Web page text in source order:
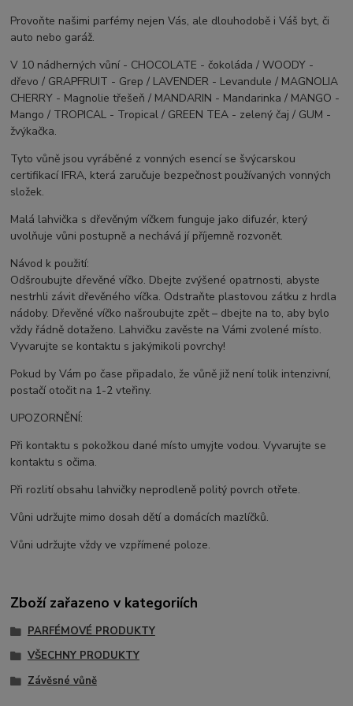
Provoňte našimi parfémy nejen Vás, ale dlouhodobě i Váš byt, či
auto nebo garáž.
V 10 nádherných vůní - CHOCOLATE - čokoláda / WOODY -
dřevo / GRAPFRUIT - Grep / LAVENDER - Levandule / MAGNOLIA
CHERRY - Magnolie třešeň / MANDARIN - Mandarinka / MANGO -
Mango / TROPICAL - Tropical / GREEN TEA - zelený čaj / GUM -
žvýkačka.
Tyto vůně jsou vyráběné z vonných esencí se švýcarskou
certifikací IFRA, která zaručuje bezpečnost používaných vonných
složek.
Malá lahvička s dřevěným víčkem funguje jako difuzér, který
uvolňuje vůni postupně a nechává jí příjemně rozvonět.
Návod k použití:
Odšroubujte dřevěné víčko. Dbejte zvýšené opatrnosti, abyste
nestrhli závit dřevěného víčka. Odstraňte plastovou zátku z hrdla
nádoby. Dřevěné víčko našroubujte zpět – dbejte na to, aby bylo
vždy řádně dotaženo. Lahvičku zavěste na Vámi zvolené místo.
Vyvarujte se kontaktu s jakýmikoli povrchy!
Pokud by Vám po čase připadalo, že vůně již není tolik intenzivní,
postačí otočit na 1-2 vteřiny.
UPOZORNĚNÍ:
Při kontaktu s pokožkou dané místo umyjte vodou. Vyvarujte se
kontaktu s očima.
Při rozlití obsahu lahvičky neprodleně politý povrch otřete.
Vůni udržujte mimo dosah dětí a domácích mazlíčků.
Vůni udržujte vždy ve vzpřímené poloze.
Zboží zařazeno v kategoriích
PARFÉMOVÉ PRODUKTY
VŠECHNY PRODUKTY
Závěsné vůně